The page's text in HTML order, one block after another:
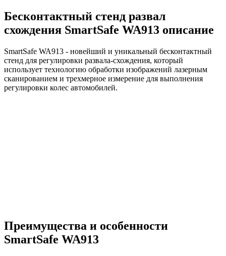
Бесконтактный стенд развал
схождения SmartSafe WA913 описание
SmartSafe WA913 - новейший и уникальный бесконтактный
стенд для регулировки развала-схождения, который
использует технологию обработки изображений лазерным
сканированием и трехмерное измерение для выполнения
регулировки колес автомобилей.
Преимущества и особенности
SmartSafe WA913